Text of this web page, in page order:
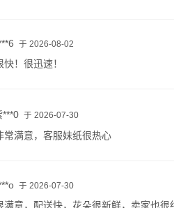
于 2026-08-02
快！很迅速！
***0 于 2026-07-30
常满意，客服妹纸很热心
于 2026-07-30
满意，配送快，花朵很新鲜，卖家也很